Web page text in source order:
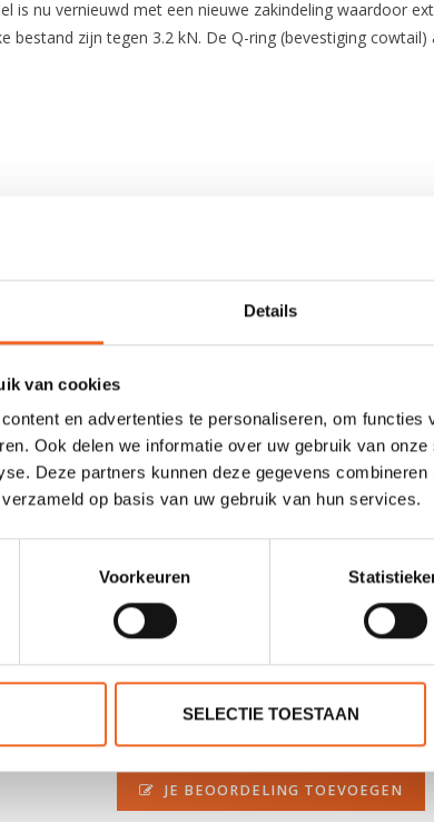
Details
van cookies
en advertenties te personaliseren, om functies
Ook delen we informatie over uw gebruik van
Deze partners kunnen deze gegevens
op basis van uw gebruik van hun services.
Voorkeuren
SELECTIE TOESTAAN
is nu vernieuwd met een nieuwe zakindeling waardoor
bestand zijn tegen 3.2 kN. De Q-ring (bevestiging
Cordura 500D, Gaia non-PVC
3 banden per zijkant +
3
Nee
JE BEOORDELING TOEVOEGEN